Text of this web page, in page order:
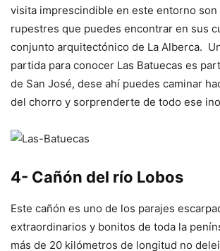
visita imprescindible en este entorno son
rupestres que puedes encontrar en sus
conjunto arquitectónico de La Alberca.
partida para conocer Las Batuecas es
de San José, dese ahí puedes caminar
del chorro y sorprenderte de todo ese
4- Cañón del río Lobos
Este cañón es uno de los parajes
extraordinarios y bonitos de toda la
más de 20 kilómetros de longitud no